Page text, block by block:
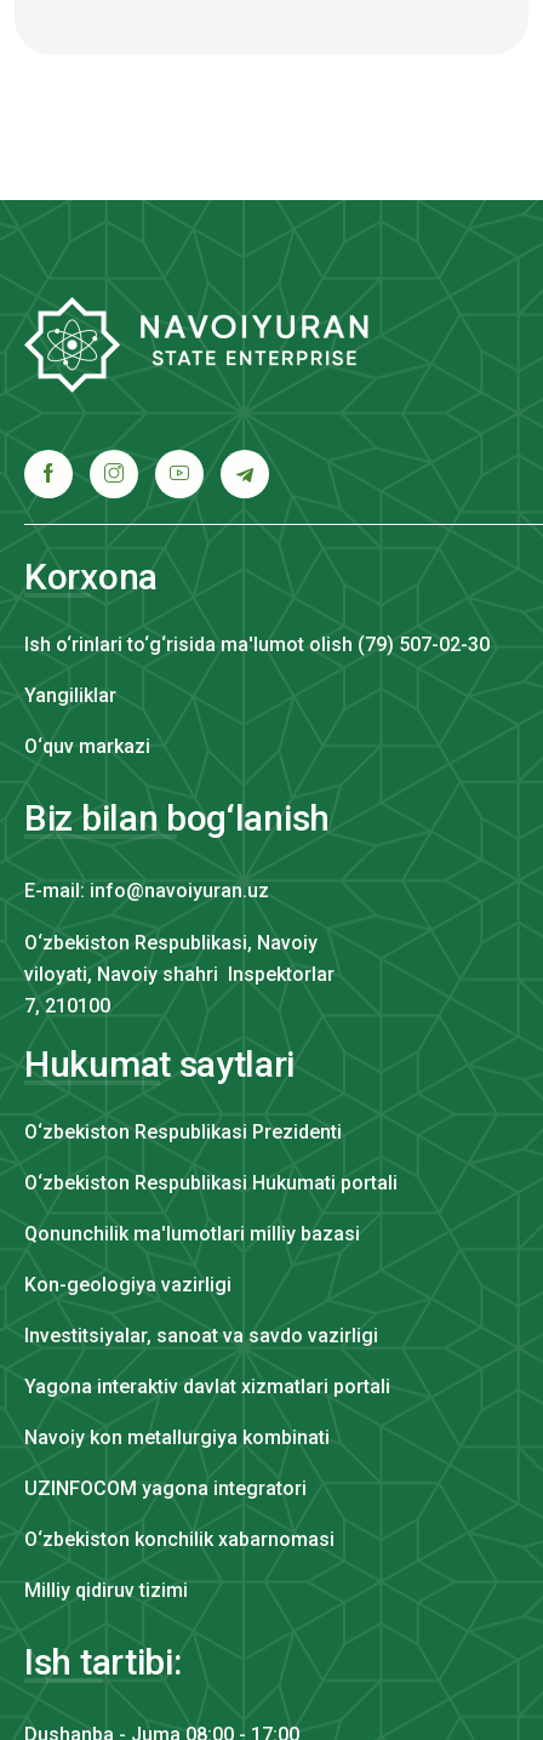
Korxona
Ish o‘rinlari to‘g‘risida ma'lumot olish (79) 507-02-30
Yangiliklar
O‘quv markazi
Biz bilan bog‘lanish
E-mail: info@navoiyuran.uz
O‘zbekiston Respublikasi, Navoiy
viloyati, Navoiy shahri Inspektorlar
7, 210100
Hukumat saytlari
O‘zbekiston Respublikasi Prezidenti
O‘zbekiston Respublikasi Hukumati portali
Qonunchilik ma'lumotlari milliy bazasi
Kon-geologiya vazirligi
Investitsiyalar, sanoat va savdo vazirligi
Yagona interaktiv davlat xizmatlari portali
Navoiy kon metallurgiya kombinati
UZINFOCOM yagona integratori
O‘zbekiston konchilik xabarnomasi
Milliy qidiruv tizimi
Ish tartibi:
Dushanba - Juma 08:00 - 17:00